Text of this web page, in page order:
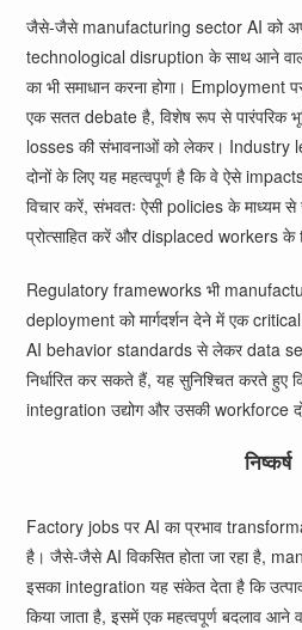
जैसे-जैसे manufacturing sector AI को
technological disruption के साथ आने
का भी समाधान करना होगा।
एक सतत debate है, विशेष रूप से पारंपरिक
losses की संभावनाओं को लेकर।
दोनों के लिए यह महत्वपूर्ण है कि वे ऐसे
विचार करें, संभवतः ऐसी policies के माध्यम
प्रोत्साहित करें और displaced workers
Regulatory frameworks भी
deployment को मार्गदर्शन देने में एक
AI behavior standards से लेकर data
निर्धारित कर सकते हैं, यह सुनिश्चित करते
integration उद्योग और उसकी workforce
निष्कर्ष
Factory jobs पर AI का प्रभाव
है। जैसे-जैसे AI विकसित होता जा रहा है,
इसका integration यह संकेत देता है कि
किया जाता है, इसमें एक महत्वपूर्ण बदलाव